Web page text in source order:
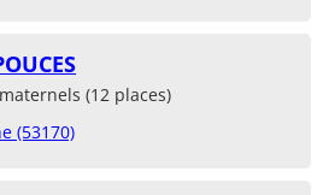
(12 places)
(53170)